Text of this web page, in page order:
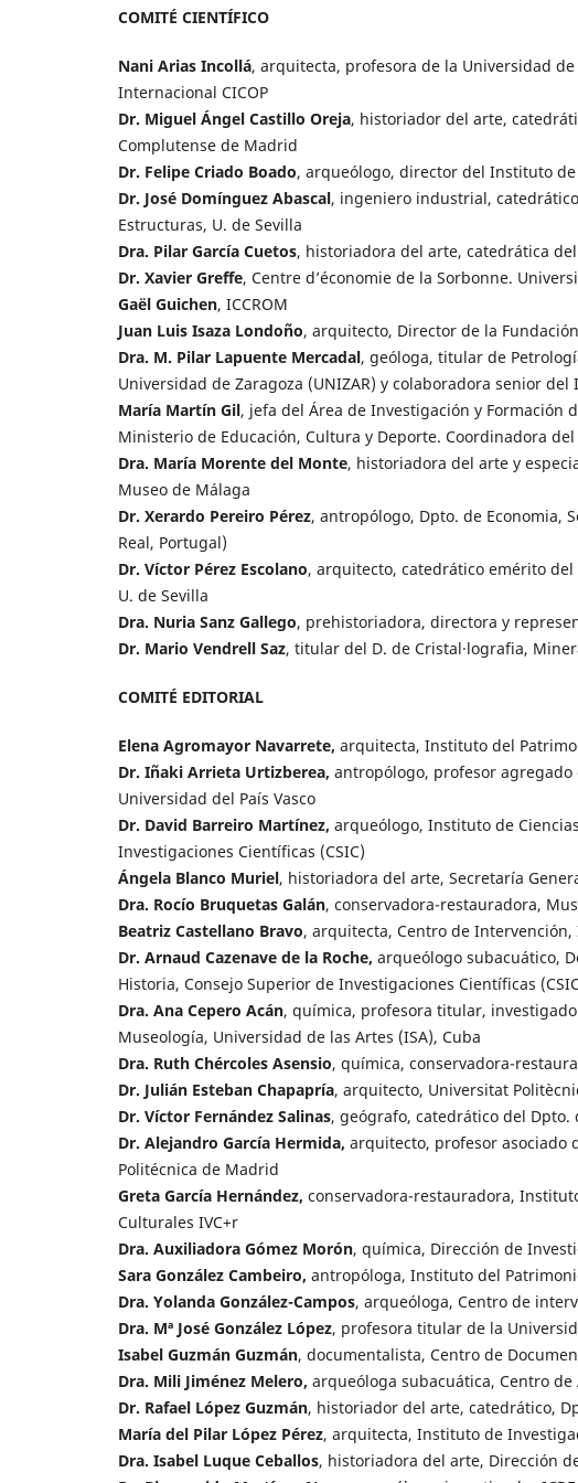
COMITÉ CIENTÍFICO
Nani Arias Incollá, arquitecta, profesora de la Universidad
Internacional CICOP
Dr. Miguel Ángel Castillo Oreja, historiador del arte,
Complutense de Madrid
Dr. Felipe Criado Boado, arqueólogo, director del Instituto
Dr. José Domínguez Abascal, ingeniero industrial,
Estructuras, U. de Sevilla
Dra. Pilar García Cuetos, historiadora del arte, catedrática
Dr. Xavier Greffe, Centre d’économie de la Sorbonne.
Gaël Guichen, ICCROM
Juan Luis Isaza Londoño, arquitecto, Director de la
Dra. M. Pilar Lapuente Mercadal, geóloga, titular de
Universidad de Zaragoza (UNIZAR) y colaboradora senior
María Martín Gil, jefa del Área de Investigación y Formación
Ministerio de Educación, Cultura y Deporte. Coordinadora
Dra. María Morente del Monte, historiadora del arte y
Museo de Málaga
Dr. Xerardo Pereiro Pérez, antropólogo, Dpto. de Economia,
Real, Portugal)
Dr. Víctor Pérez Escolano, arquitecto, catedrático emérito
U. de Sevilla
Dra. Nuria Sanz Gallego, prehistoriadora, directora y
Dr. Mario Vendrell Saz, titular del D. de Cristal·lografia,
COMITÉ EDITORIAL
Elena Agromayor Navarrete, arquitecta, Instituto del
Dr. Iñaki Arrieta Urtizberea, antropólogo, profesor agregado
Universidad del País Vasco
Dr. David Barreiro Martínez, arqueólogo, Instituto de
Investigaciones Científicas (CSIC)
Ángela Blanco Muriel, historiadora del arte, Secretaría
Dra. Rocío Bruquetas Galán, conservadora-restauradora,
Beatriz Castellano Bravo, arquitecta, Centro de Intervención,
Dr. Arnaud Cazenave de la Roche, arqueólogo subacuático,
Historia, Consejo Superior de Investigaciones Científicas
Dra. Ana Cepero Acán, química, profesora titular,
Museología, Universidad de las Artes (ISA), Cuba
Dra. Ruth Chércoles Asensio, química, conservadora-
Dr. Julián Esteban Chapapría, arquitecto, Universitat
Dr. Víctor Fernández Salinas, geógrafo, catedrático del Dpto.
Dr. Alejandro García Hermida, arquitecto, profesor asociado
Politécnica de Madrid
Greta García Hernández, conservadora-restauradora,
Culturales IVC+r
Dra. Auxiliadora Gómez Morón, química, Dirección de
Sara González Cambeiro, antropóloga, Instituto del
Dra. Yolanda González-Campos, arqueóloga, Centro de
Dra. Mª José González López, profesora titular de la
Isabel Guzmán Guzmán, documentalista, Centro de
Dra. Mili Jiménez Melero, arqueóloga subacuática, Centro de
Dr. Rafael López Guzmán, historiador del arte, catedrático,
María del Pilar López Pérez, arquitecta, Instituto de
Dra. Isabel Luque Ceballos, historiadora del arte, Dirección